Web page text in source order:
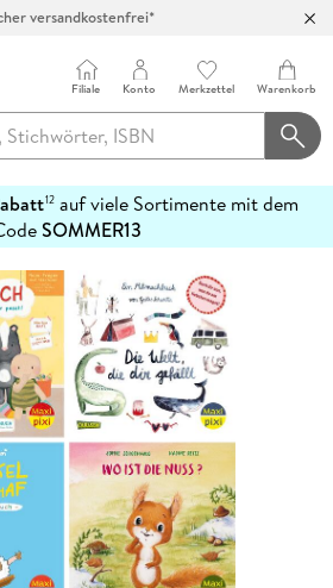
versandkostenfrei*
in über 100 Filialen
Filiale Konto Merkzettel Warenkorb
12auf viele Sortimente mit dem
SOMMER13